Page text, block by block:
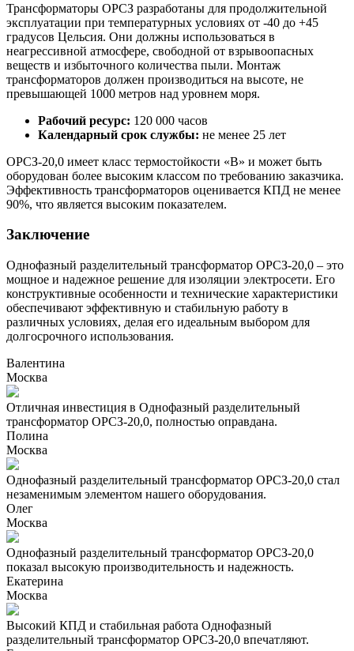
Трансформаторы OPCЗ разработаны для продолжительной
эксплуатации при температурных условиях от -40 до +45
градусов Цельсия. Они должны использоваться в
неагрессивной атмосфере, свободной от взрывоопасных
веществ и избыточного количества пыли. Монтаж
трансформаторов должен производиться на высоте, не
превышающей 1000 метров над уровнем моря.
Рабочий ресурс: 120 000 часов
Календарный срок службы: не менее 25 лет
ОРСЗ-20,0 имеет класс термостойкости «B» и может быть
оборудован более высоким классом по требованию заказчика.
Эффективность трансформаторов оценивается КПД не менее
90%, что является высоким показателем.
Заключение
Однофазный разделительный трансформатор ОРСЗ-20,0 – это
мощное и надежное решение для изоляции электросети. Его
конструктивные особенности и технические характеристики
обеспечивают эффективную и стабильную работу в
различных условиях, делая его идеальным выбором для
долгосрочного использования.
Валентина
Москва
Отличная инвестиция в Однофазный разделительный
трансформатор ОРСЗ-20,0, полностью оправдана.
Полина
Москва
Однофазный разделительный трансформатор ОРСЗ-20,0 стал
незаменимым элементом нашего оборудования.
Олег
Москва
Однофазный разделительный трансформатор ОРСЗ-20,0
показал высокую производительность и надежность.
Екатерина
Москва
Высокий КПД и стабильная работа Однофазный
разделительный трансформатор ОРСЗ-20,0 впечатляют.